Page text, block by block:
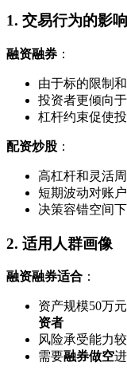
1. 交易行为的影
融资融券 ：
由于标的限制
投资者更倾向于
杠杆约束促使
配资炒股 ：
高杠杆和灵活
短期波动对账
决策容错空间
2. 适用人群画像
融资融券适合 ：
资产规模50万
资者
风险承受能力
需要融券做空